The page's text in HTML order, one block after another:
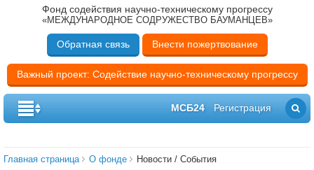
Фонд содействия научно-техническому прогрессу
«МЕЖДУНАРОДНОЕ СОДРУЖЕСТВО БАУМАНЦЕВ»
Обратная связь Внести пожертвование
Важный проект: Содействие научно-техническому прогрессу
МСБ24 Регистрация
Главная страница О фонде Новости / События